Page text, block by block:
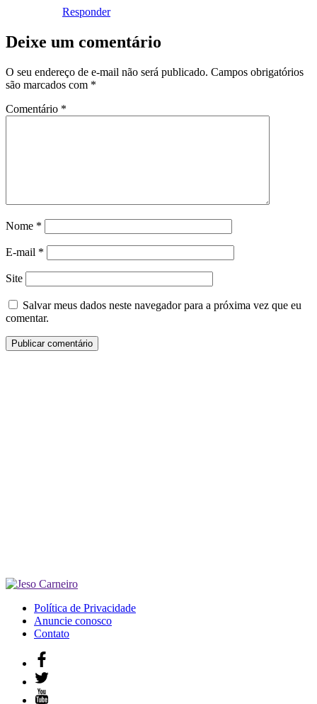
Responder
Deixe um comentário
O seu endereço de e-mail não será publicado. Campos obrigatórios
são marcados com *
Comentário *
Nome *
E-mail *
Site
Salvar meus dados neste navegador para a próxima vez que eu
comentar.
Política de Privacidade
Anuncie conosco
Contato